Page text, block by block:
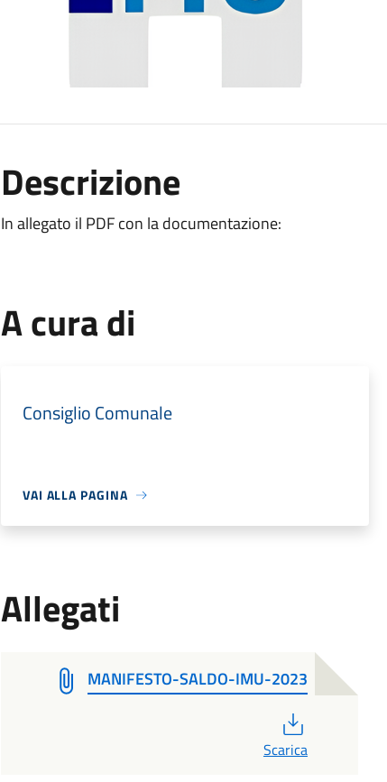
Descrizione
In allegato il PDF con la documentazione:
A cura di
Consiglio Comunale
VAI ALLA PAGINA
Allegati
MANIFESTO-SALDO-IMU-2023
Scarica